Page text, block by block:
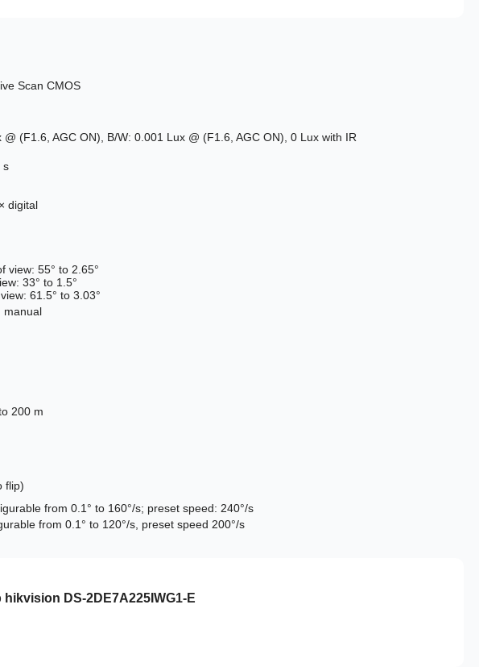
Scan CMOS
(F1.6, AGC ON), B/W: 0.001 Lux @ (F1.6, AGC ON), 0 Lux with IR
s
digital
view: 55° to 2.65°
33° to 1.5°
61.5° to 3.03°
manual
200 m
flip)
from 0.1° to 160°/s; preset speed: 240°/s
from 0.1° to 120°/s, preset speed 200°/s
hikvision DS-2DE7A225IWG1-E